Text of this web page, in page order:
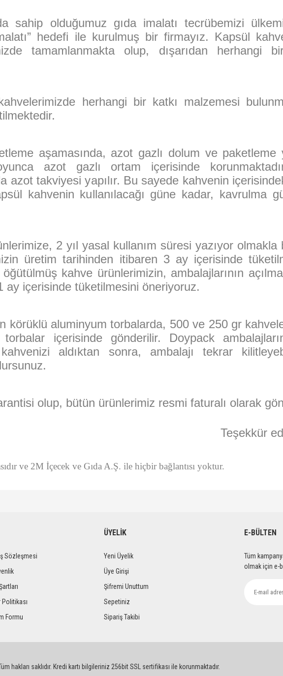
sahip olduğumuz gıda imalatı tecrübemizi
hedefi ile kurulmuş bir firmayız. Kapsül
tamamlanmakta olup, dışarıdan herhangi
herhangi bir katkı malzemesi
aşamasında, azot gazlı dolum ve paketleme
azot gazlı ortam içerisinde
azot takviyesi yapılır. Bu sayede kahvenin
kahvenin kullanılacağı güne kadar, kavrulma
2 yıl yasal kullanım süresi yazıyor olmakla
üretim tarihinden itibaren 3 ay içerisinde
kahve ürünlerimizin, ambalajlarının
ay içerisinde tüketilmesini öneriyoruz.
körüklü aluminyum torbalarda, 500 ve 250 gr
içerisinde gönderilir. Doypack
aldıktan sonra, ambalajı tekrar
olup, bütün ürünlerimiz resmi faturalı olarak
Teşekkür
ve 2M İçecek ve Gıda A.Ş. ile hiçbir bağlantısı yoktur.
Sözleşmesi
Politikası
Formu
ÜYELİK
Yeni Üyelik
Üye Girişi
Şifremi Unuttum
Sepetiniz
Sipariş Takibi
E-BÜLTEN
Tüm
olmak için e-
hakları saklıdır. Kredi kartı bilgileriniz 256bit SSL sertifikası ile korunmaktadır.